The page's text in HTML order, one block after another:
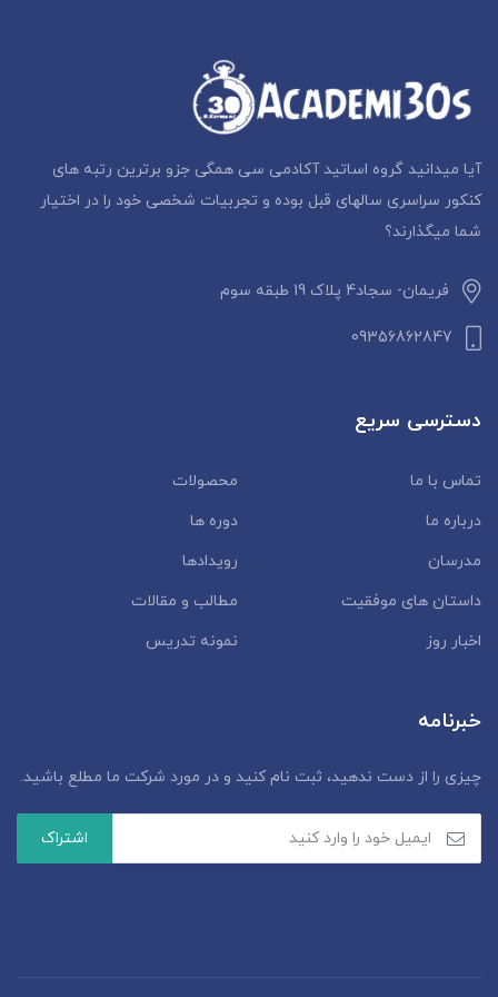
آیا میدانید گروه اساتید آکادمی سی همگی جزو برترین رتبه های
کنکور سراسری سالهای قبل بوده و تجربیات شخصی خود را در اختیار
شما میگذارند؟
فریمان- سجاد4 پلاک 19 طبقه سوم
09356862847
دسترسی سریع
تماس با ما
محصولات
درباره ما
دوره ها
مدرسان
رویدادها
داستان‌ های موفقیت
مطالب و مقالات
اخبار روز
نمونه تدریس
خبرنامه
چیزی را از دست ندهید، ثبت نام کنید و در مورد شرکت ما مطلع باشید.